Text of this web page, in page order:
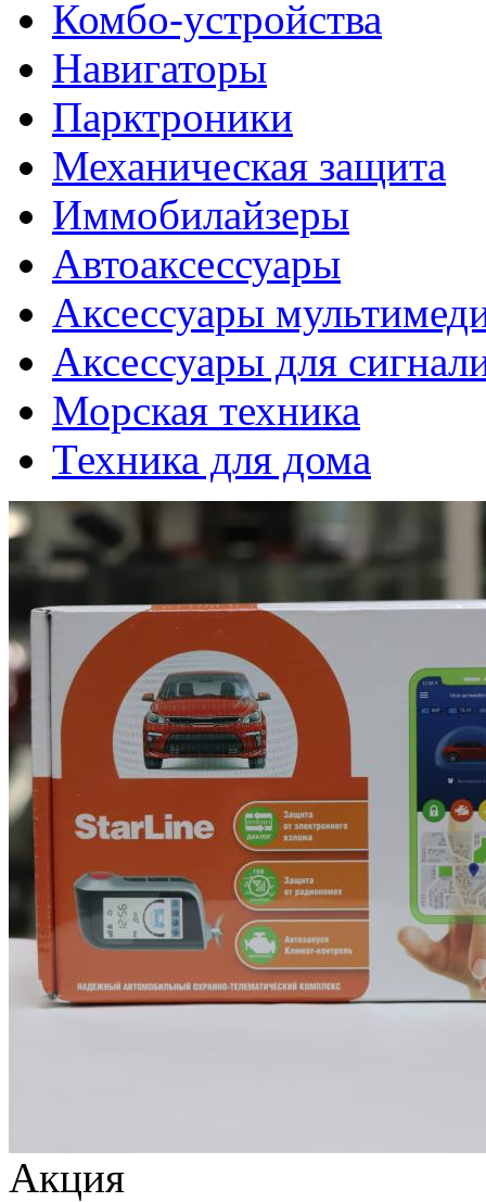
Комбо-устройства
Навигаторы
Парктроники
Механическая защита
Иммобилайзеры
Автоаксессуары
Аксессуары
Аксессуары для
Морская техника
Техника для дома
Акция